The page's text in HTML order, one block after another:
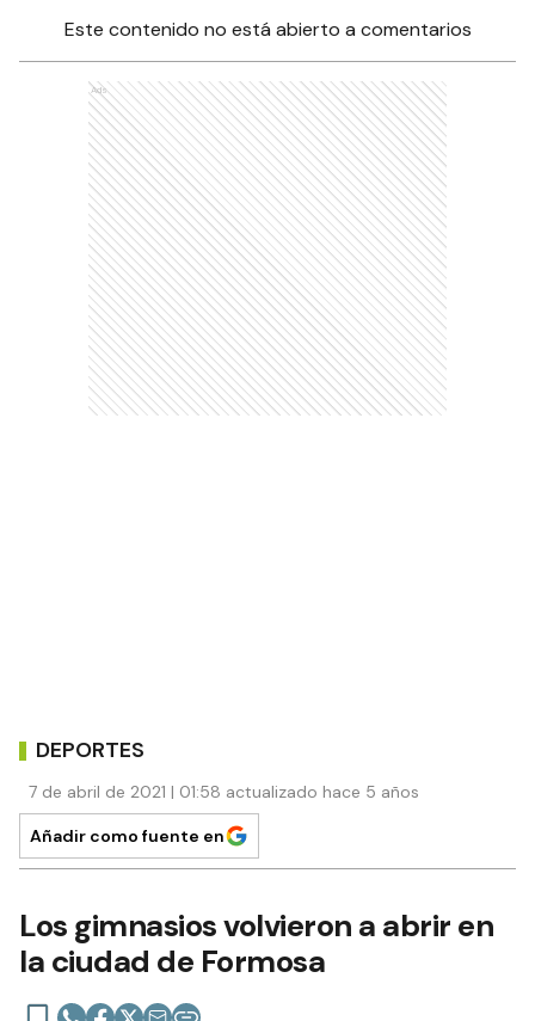
Este contenido no está abierto a comentarios
Ads
DEPORTES
7 de abril de 2021 | 01:58 actualizado hace 5 años
Añadir como fuente en
Los gimnasios volvieron a abrir en
la ciudad de Formosa